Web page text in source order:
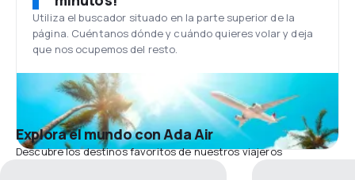
Utiliza el buscador situado en la parte superior de la
página. Cuéntanos dónde y cuándo quieres volar y deja
que nos ocupemos del resto.
Explora el mundo con Ada Air
Descubre los destinos favoritos de nuestros viajeros